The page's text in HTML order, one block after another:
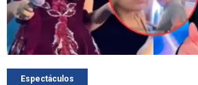
Espectáculos